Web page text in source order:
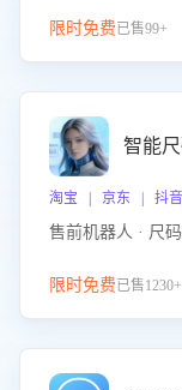
限时免费已售99+
智能
淘宝 | 京东 | 抖
售前机器人 · 尺
限时免费已售1230+